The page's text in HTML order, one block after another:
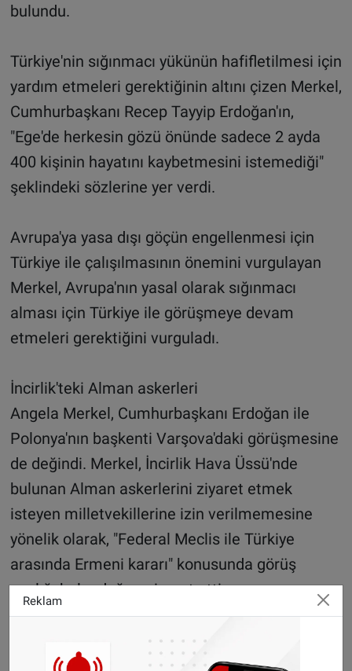
bulundu.
Türkiye'nin sığınmacı yükünün hafifletilmesi için
yardım etmeleri gerektiğinin altını çizen Merkel,
Cumhurbaşkanı Recep Tayyip Erdoğan'ın,
"Ege'de herkesin gözü önünde sadece 2 ayda
400 kişinin hayatını kaybetmesini istemediği"
şeklindeki sözlerine yer verdi.
Avrupa'ya yasa dışı göçün engellenmesi için
Türkiye ile çalışılmasının önemini vurgulayan
Merkel, Avrupa'nın yasal olarak sığınmacı
alması için Türkiye ile görüşmeye devam
etmeleri gerektiğini vurguladı.
İncirlik'teki Alman askerleri
Angela Merkel, Cumhurbaşkanı Erdoğan ile
Polonya'nın başkenti Varşova'daki görüşmesine
de değindi. Merkel, İncirlik Hava Üssü'nde
bulunan Alman askerlerini ziyaret etmek
isteyen milletvekillerine izin verilmemesine
yönelik olarak, "Federal Meclis ile Türkiye
arasında Ermeni kararı" konusunda görüş
ayrılığı bulunduğuna işaret etti.
Merkel, ''Yapıcı bir görüşmeydi devam
ettirilmesi gerekiyor. Milletvekillerinin
Reklam